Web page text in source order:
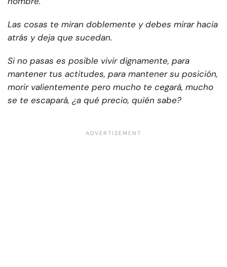
Las cosas te miran doblemente y debes mirar hacia
atrás y deja que sucedan.
Si no pasas es posible vivir dignamente, para
mantener tus actitudes, para mantener su posición,
morir valientemente pero mucho te cegará, mucho
se te escapará, ¿a qué precio, quién sabe?